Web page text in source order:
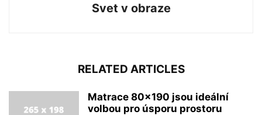
Svet v obraze
RELATED ARTICLES
Matrace 80×190 jsou ideální
volbou pro úsporu prostoru